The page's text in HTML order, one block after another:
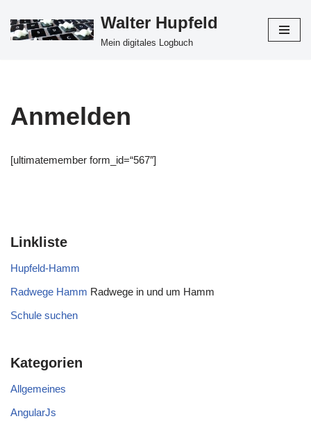
Zum
Walter Hupfeld
Mein digitales Logbuch
Anmelden
[ultimatemember form_id=“567″]
Linkliste
Hupfeld-Hamm
Radwege Hamm Radwege in und um Hamm
Schule suchen
Kategorien
Allgemeines
AngularJs